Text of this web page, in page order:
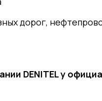
дорог,
DENITEL у